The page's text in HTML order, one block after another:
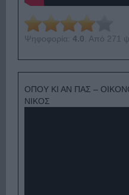
Ψηφοφορία: 4.0 . Από 271
ΟΠΟΥ ΚΙ ΑΝ ΠΑΣ –
ΝΙΚΟΣ